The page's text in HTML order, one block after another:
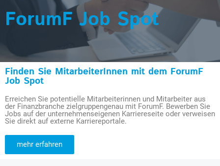
ForumF Job Spot
Finden Sie MitarbeiterInnen mit dem ForumF
Job Spot
Erreichen Sie potentielle Mitarbeiterinnen und Mitarbeiter aus
der Finanzbranche zielgruppengenau mit ForumF. Bewerben Sie
Jobs auf der unternehmenseigenen Karriereseite oder verweisen
Sie direkt auf externe Karriereportale.
mehr erfahren